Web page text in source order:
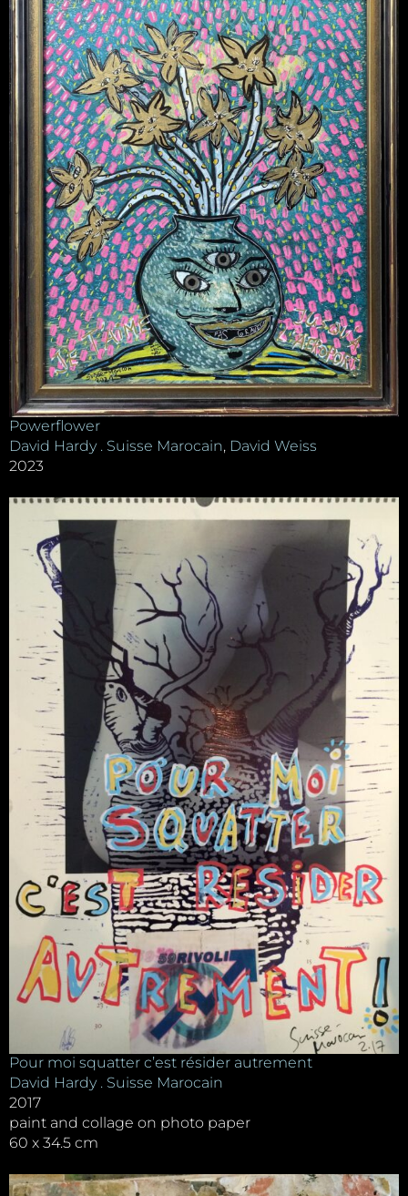
Powerflower
David Hardy . Suisse Marocain, David Weiss
2023
Pour moi squatter c’est résider autrement
David Hardy . Suisse Marocain
2017
paint and collage on photo paper
60 x 34.5 cm